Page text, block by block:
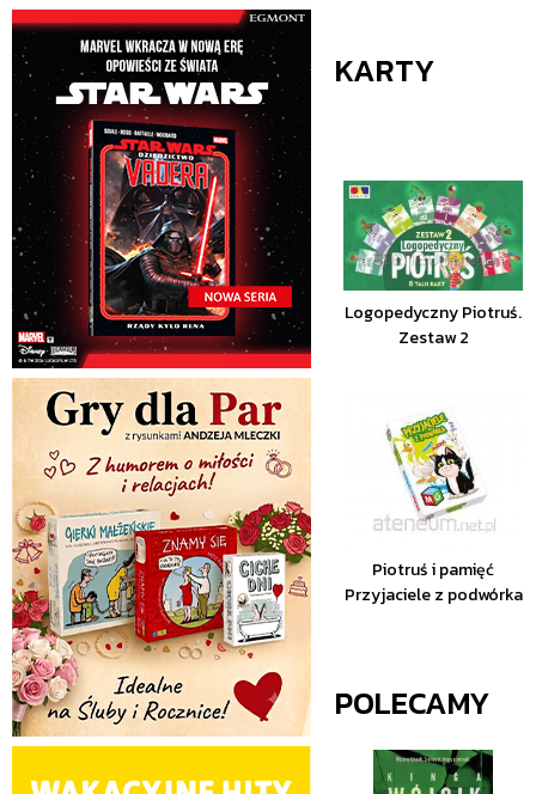
KARTY
Logopedyczny Piotruś.
Zestaw 2
Piotruś i pamięć
Przyjaciele z podwórka
POLECAMY